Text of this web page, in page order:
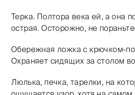
Терка. Полтора века ей, а она
острая. Осторожно, не
Обережная ложка с крючком-
Охраняет сидящих за столом
Люлька, печка, тарелки, на